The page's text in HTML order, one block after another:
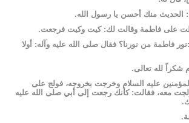
الحديث منك أحسن يا رسول الله.
على فاطمة وقالت لك: كيت وكيت فرجعت.
فاطمة من نورنا؟ فقال صلى الله عليه وآله: أولا
شكراً لله تعالى.
عليه السلام وخرجت بخروجه، فولج على
معه، فقالت: كأنك رجعت إلى أبي صلى الله عليه